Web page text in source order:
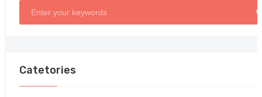
Catetories